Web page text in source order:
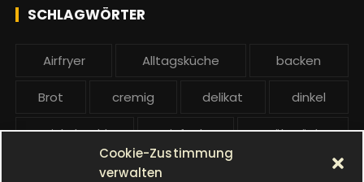
Cookie-Zustimmung
verwalten
:
e
ä
SCHLAGWÖRTER
Airfryer Alltagsküche backen
Brot cremig delikat dinkel
Dinkelmehl Einfach Frühstück